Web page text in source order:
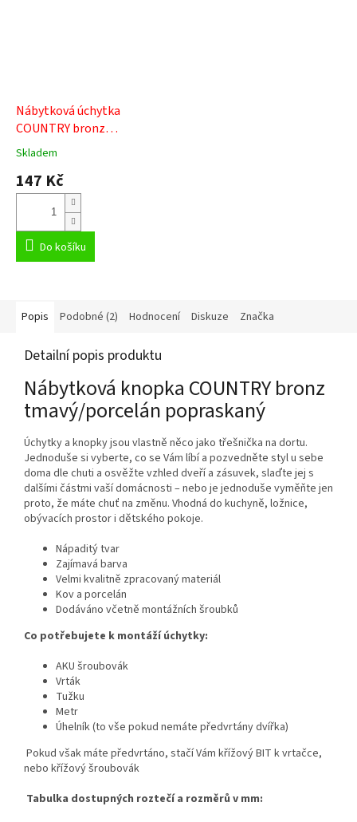
Nábytková úchytka
COUNTRY bronz
tmavý/porcelán popraskaný
Průměrné
hodnocení
produktu
z
hvězdiček.
Skladem
147 Kč
Do košíku
Popis Podobné (2) Hodnocení Diskuze Značka
Detailní popis produktu
Nábytková knopka COUNTRY bronz
tmavý/porcelán popraskaný
Úchytky a knopky jsou vlastně něco jako třešnička na dortu.
Jednoduše si vyberte, co se Vám líbí a pozvedněte styl u sebe
doma dle chuti a osvěžte vzhled dveří a zásuvek, slaďte jej s
dalšími částmi vaší domácnosti – nebo je jednoduše vyměňte jen
proto, že máte chuť na změnu. Vhodná do kuchyně, ložnice,
obývacích prostor i dětského pokoje.
Nápaditý tvar
Zajímavá barva
Velmi kvalitně zpracovaný materiál
Kov a porcelán
Dodáváno včetně montážních šroubků
Co potřebujete k montáží úchytky:
AKU šroubovák
Vrták
Tužku
Metr
Úhelník (to vše pokud nemáte předvrtány dvířka)
Pokud však máte předvrtáno, stačí Vám křížový BIT k vrtačce,
nebo křížový šroubovák
Tabulka dostupných roztečí a rozměrů v mm: